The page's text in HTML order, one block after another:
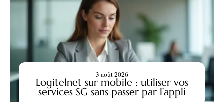
Logitelnet sur mobile : utiliser vos
services SG sans passer par l’appli
3 août 2026